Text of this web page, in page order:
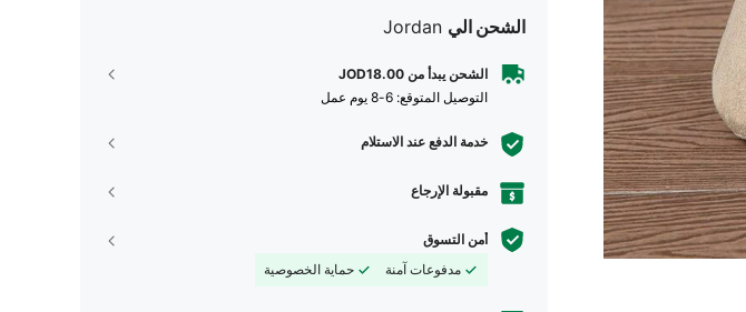
الشحن الي Jordan
الشحن يبدأ من JOD18.00
التوصيل المتوقع: 6-8 يوم عمل
خدمة الدفع عند الاستلام
مقبولة الإرجاع
أمن التسوق
مدفوعات آمنة
حماية الخصوصية